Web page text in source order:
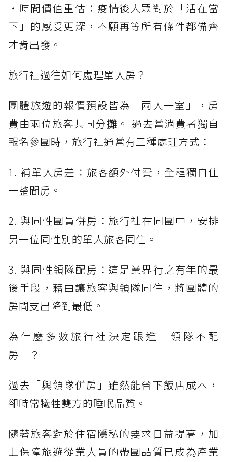
・時間價值重估：疫情後大眾對於「活在當
下」的感受更深，不願再等所有條件都備齊
才肯出發。
旅行社過往如何處理單人房？
團體旅遊的報價預設皆為「兩人一室」，房
費由兩位旅客共同分攤。 過去當消費者獨自
報名參團時，旅行社通常有三種處理方式：
1. 補單人房差：旅客額外付費，全程獨自住
一整間房。
2. 與同性團員併房：旅行社在同團中，安排
另一位同性別的單人旅客同住。
3. 與同性領隊配房：這是業界行之有年的最
後手段，藉由讓旅客與領隊同住，將團體的
房間支出降到最低。
為什麼多數旅行社決定跟進「領隊不配
房」？
過去「與領隊併房」雖然能省下飯店成本，
卻時常犧牲雙方的睡眠品質。
隨著旅客對於住宿隱私的要求日益提高，加
上保障旅遊從業人員的帶團品質已成為產業